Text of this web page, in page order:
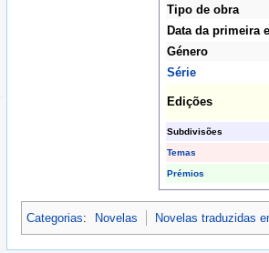
Tipo de obra
Data da primeira
Género
Série
Edições
Subdivisões
Temas
Prémios
Categorias: Novelas Novelas traduzidas